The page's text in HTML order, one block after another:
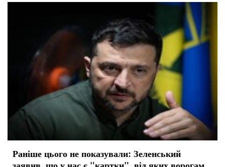
Раніше цього не показували: Зеленський